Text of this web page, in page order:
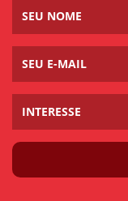
INTERESSE